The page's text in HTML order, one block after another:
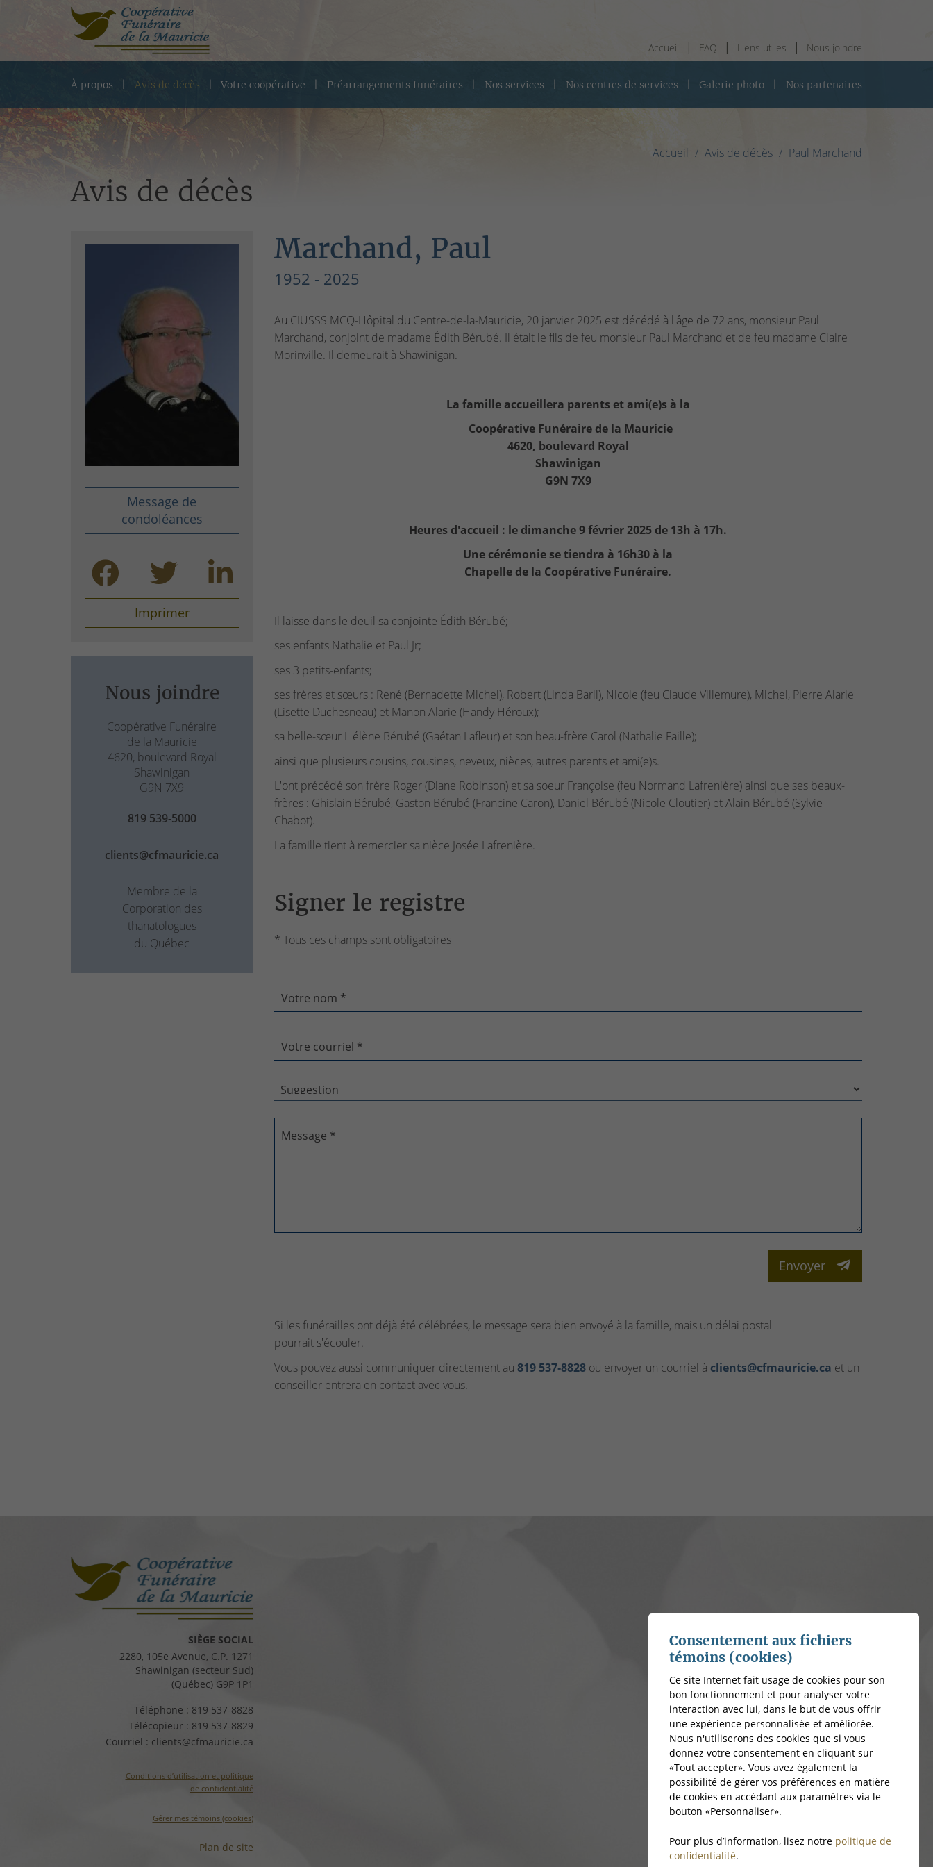
Accueil FAQ Liens utiles Nous joindre
À propos Avis de décès Votre coopérative Préarrangements funéraires Nos services Nos centres de services Galerie photo Nos partenaires
Accueil Avis de décès Paul Marchand
Avis de décès
Message de
condoléances
Imprimer
Nous joindre
Coopérative Funéraire
de la Mauricie
4620, boulevard Royal
Shawinigan
G9N 7X9
819 539-5000
clients@cfmauricie.ca
Membre de la
Corporation des
thanatologues
du Québec
Marchand, Paul
1952 - 2025
Au CIUSSS MCQ-Hôpital du Centre-de-la-Mauricie, 20 janvier 2025 est décédé à l'âge de 72 ans, monsieur Paul
Marchand, conjoint de madame Édith Bérubé. Il était le fils de feu monsieur Paul Marchand et de feu madame Claire
Morinville. Il demeurait à Shawinigan.
La famille accueillera parents et ami(e)s à la
Coopérative Funéraire de la Mauricie
4620, boulevard Royal
Shawinigan
G9N 7X9
Heures d'accueil : le dimanche 9 février 2025 de 13h à 17h.
Une cérémonie se tiendra à 16h30 à la
Chapelle de la Coopérative Funéraire.
Il laisse dans le deuil sa conjointe Édith Bérubé;
ses enfants Nathalie et Paul Jr;
ses 3 petits-enfants;
ses frères et sœurs : René (Bernadette Michel), Robert (Linda Baril), Nicole (feu Claude Villemure), Michel, Pierre Alarie
(Lisette Duchesneau) et Manon Alarie (Handy Héroux);
sa belle-sœur Hélène Bérubé (Gaétan Lafleur) et son beau-frère Carol (Nathalie Faille);
ainsi que plusieurs cousins, cousines, neveux, nièces, autres parents et ami(e)s.
L'ont précédé son frère Roger (Diane Robinson) et sa soeur Françoise (feu Normand Lafrenière) ainsi que ses beaux-
frères : Ghislain Bérubé, Gaston Bérubé (Francine Caron), Daniel Bérubé (Nicole Cloutier) et Alain Bérubé (Sylvie
Chabot).
La famille tient à remercier sa nièce Josée Lafrenière.
Signer le registre
* Tous ces champs sont obligatoires
Votre nom *
Votre courriel *
Message *
Envoyer
Si les funérailles ont déjà été célébrées, le message sera bien envoyé à la famille, mais un délai postal
pourrait s'écouler.
Vous pouvez aussi communiquer directement au 819 537‑8828ou envoyer un courriel à clients@cfmauricie.ca et un
conseiller entrera en contact avec vous.
SIÈGE SOCIAL
2280, 105e Avenue, C.P. 1271
Shawinigan (secteur Sud)
(Québec) G9P 1P1
Téléphone : 819 537-8828
Télécopieur : 819 537-8829
Courriel : clients@cfmauricie.ca
Conditions d’utilisation et politique
de confidentialité
Gérer mes témoins (cookies)
Plan de site
Consentement aux fichiers
témoins (cookies)
Ce site Internet fait usage de cookies pour son
bon fonctionnement et pour analyser votre
interaction avec lui, dans le but de vous offrir
une expérience personnalisée et améliorée.
Nous n'utiliserons des cookies que si vous
donnez votre consentement en cliquant sur
«Tout accepter». Vous avez également la
possibilité de gérer vos préférences en matière
de cookies en accédant aux paramètres via le
bouton «Personnaliser».
Pour plus d’information, lisez notre politique de
confidentialité.